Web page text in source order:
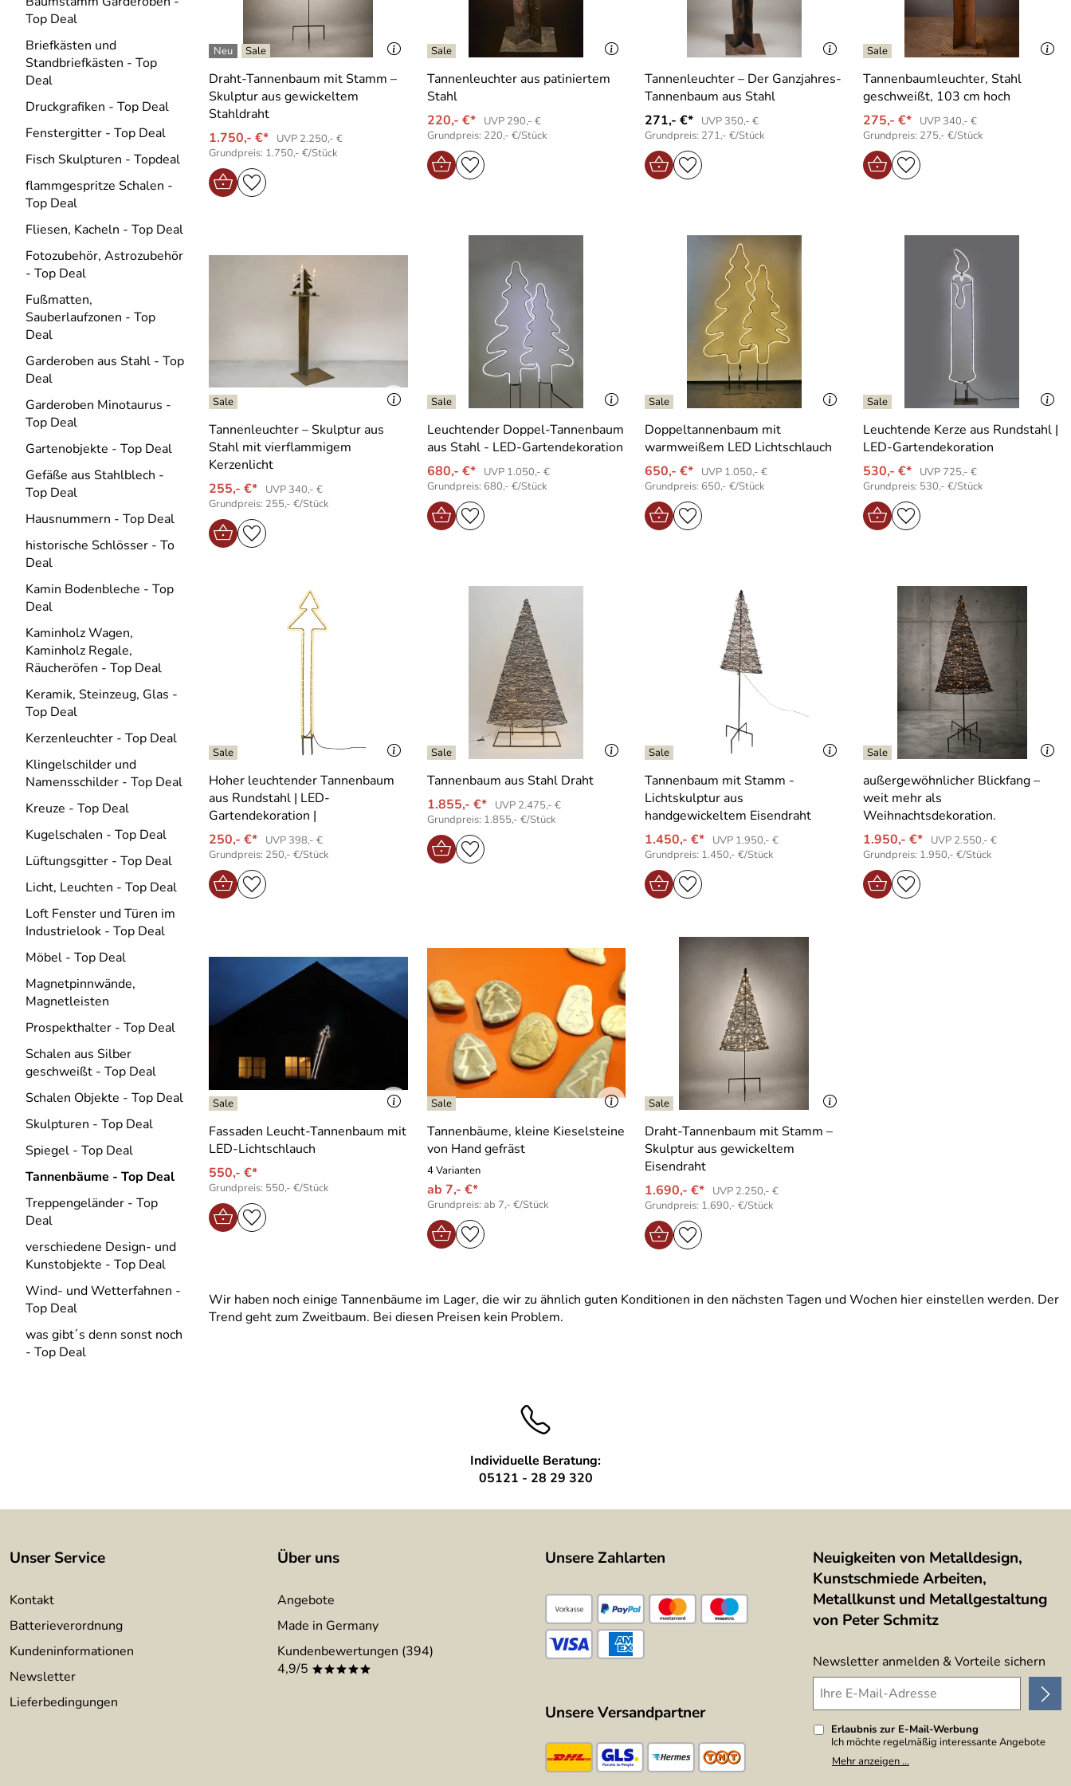
Top Deal
Briefkästen und
Standbriefkästen - Top
Deal
Druckgrafiken - Top Deal
Fenstergitter - Top Deal
Fisch Skulpturen - Topdeal
flammgespritze Schalen -
Top Deal
Fliesen, Kacheln - Top Deal
Fotozubehör, Astrozubehör
- Top Deal
Fußmatten,
Sauberlaufzonen - Top
Deal
Garderoben aus Stahl - Top
Deal
Garderoben Minotaurus -
Top Deal
Gartenobjekte - Top Deal
Gefäße aus Stahlblech -
Top Deal
Hausnummern - Top Deal
historische Schlösser - To
Deal
Kamin Bodenbleche - Top
Deal
Kaminholz Wagen,
Kaminholz Regale,
Räucheröfen - Top Deal
Keramik, Steinzeug, Glas -
Top Deal
Kerzenleuchter - Top Deal
Klingelschilder und
Namensschilder - Top Deal
Kreuze - Top Deal
Kugelschalen - Top Deal
Lüftungsgitter - Top Deal
Licht, Leuchten - Top Deal
Loft Fenster und Türen im
Industrielook - Top Deal
Möbel - Top Deal
Magnetpinnwände,
Magnetleisten
Prospekthalter - Top Deal
Schalen aus Silber
geschweißt - Top Deal
Schalen Objekte - Top Deal
Skulpturen - Top Deal
Spiegel - Top Deal
Tannenbäume - Top Deal
Treppengeländer - Top
Deal
verschiedene Design- und
Kunstobjekte - Top Deal
Wind- und Wetterfahnen -
Top Deal
was gibt´s denn sonst noch
- Top Deal
Draht-Tannenbaum mit Stamm –
Skulptur aus gewickeltem
Stahldraht
1.750,- €*
UVP 2.250,- €
Grundpreis: 1.750,- €/Stück
Tannenleuchter aus patiniertem
Stahl
220,- €*
UVP 290,- €
Grundpreis: 220,- €/Stück
Tannenleuchter – Der Ganzjahres-
Tannenbaum aus Stahl
271,- €*
UVP 350,- €
Grundpreis: 271,- €/Stück
Tannenbaumleuchter, Stahl
geschweißt, 103 cm hoch
275,- €*
UVP 340,- €
Grundpreis: 275,- €/Stück
Tannenleuchter – Skulptur aus
Stahl mit vierflammigem
Kerzenlicht
255,- €*
UVP 340,- €
Grundpreis: 255,- €/Stück
Leuchtender Doppel-Tannenbaum
aus Stahl - LED-Gartendekoration
680,- €*
UVP 1.050,- €
Grundpreis: 680,- €/Stück
Doppeltannenbaum mit
warmweißem LED Lichtschlauch
650,- €*
UVP 1.050,- €
Grundpreis: 650,- €/Stück
Leuchtende Kerze aus Rundstahl |
LED-Gartendekoration
530,- €*
UVP 725,- €
Grundpreis: 530,- €/Stück
Hoher leuchtender Tannenbaum
aus Rundstahl | LED-
Gartendekoration |
250,- €*
UVP 398,- €
Grundpreis: 250,- €/Stück
Tannenbaum aus Stahl Draht
1.855,- €*
UVP 2.475,- €
Grundpreis: 1.855,- €/Stück
Tannenbaum mit Stamm -
Lichtskulptur aus
handgewickeltem Eisendraht
1.450,- €*
UVP 1.950,- €
Grundpreis: 1.450,- €/Stück
außergewöhnlicher Blickfang –
weit mehr als
Weihnachtsdekoration.
1.950,- €*
UVP 2.550,- €
Grundpreis: 1.950,- €/Stück
Fassaden Leucht-Tannenbaum mit
LED-Lichtschlauch
550,- €*
Grundpreis: 550,- €/Stück
Tannenbäume, kleine Kieselsteine
von Hand gefräst
4 Varianten
ab 7,- €*
Grundpreis: ab 7,- €/Stück
Draht-Tannenbaum mit Stamm –
Skulptur aus gewickeltem
Eisendraht
1.690,- €*
UVP 2.250,- €
Grundpreis: 1.690,- €/Stück
Wir haben noch einige Tannenbäume im Lager, die wir zu ähnlich guten Konditionen in den nächsten Tagen und Wochen hier einstellen werden. Der
Trend geht zum Zweitbaum. Bei diesen Preisen kein Problem.
Individuelle Beratung:
05121 - 28 29 320
Unser Service
Kontakt
Batterieverordnung
Kundeninformationen
Newsletter
Lieferbedingungen
Über uns
Angebote
Made in Germany
Kundenbewertungen (394)
4,9/5 *****
Unsere Zahlarten
Unsere Versandpartner
Neuigkeiten von Metalldesign,
Kunstschmiede Arbeiten,
Metallkunst und Metallgestaltung
von Peter Schmitz
Newsletter anmelden & Vorteile sichern
Erlaubnis zur E-Mail-Werbung
Ich möchte regelmäßig interessante Angebote
per E-Mail erhalten. Meine E-Mail-Adresse wird
nicht an andere Unternehmen weitergegeben. Zu
Mehr anzeigen ...